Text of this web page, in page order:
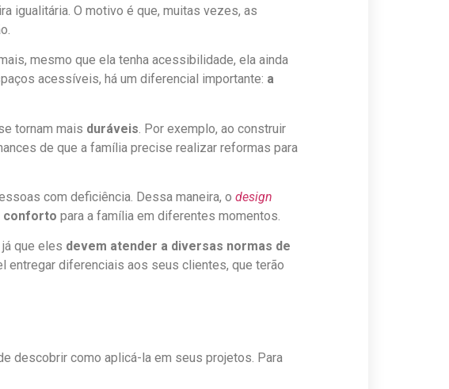
igualitária. O motivo é que, muitas vezes, as
mesmo que ela tenha acessibilidade, ela ainda
acessíveis, há um diferencial importante: a
tornam mais duráveis . Por exemplo, ao construir
de que a família precise realizar reformas para
com deficiência. Dessa maneira, o design
conforto para a família em diferentes momentos.
que eles devem atender a diversas normas de
entregar diferenciais aos seus clientes, que terão
descobrir como aplicá-la em seus projetos. Para